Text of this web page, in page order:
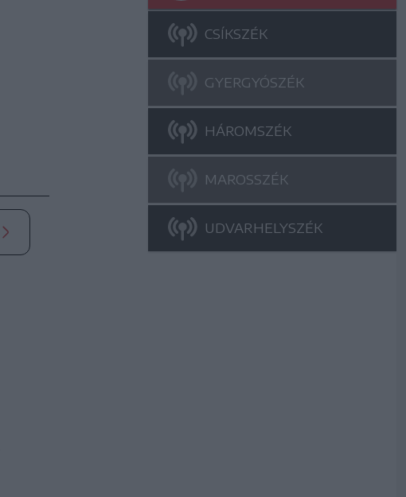
CSÍKSZÉK
GYERGYÓSZÉK
HÁROMSZÉK
MAROSSZÉK
UDVARHELYSZÉK